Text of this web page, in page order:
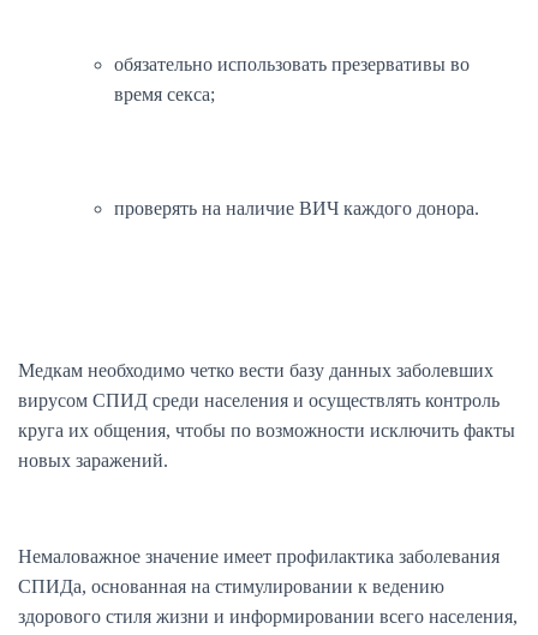
обязательно использовать презервативы во
время секса;
проверять на наличие ВИЧ каждого донора.
Медкам необходимо четко вести базу данных заболевших
вирусом СПИД среди населения и осуществлять контроль
круга их общения, чтобы по возможности исключить факты
новых заражений.
Немаловажное значение имеет профилактика заболевания
СПИДа, основанная на стимулировании к ведению
здорового стиля жизни и информировании всего населения,